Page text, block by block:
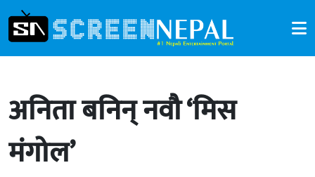
अनिता बनिन् नवौ ‘मिस
मंगोल’